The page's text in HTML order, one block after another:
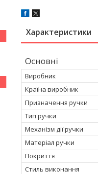
Характеристики
Основні
Виробник
Країна виробник
Призначення ручки
Тип ручки
Механізм дії ручки
Матеріал ручки
Покриття
Стиль виконання